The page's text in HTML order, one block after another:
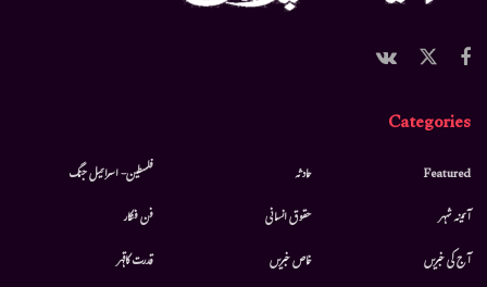
Categories
Featured
آئینہ شہر
آج کی خبریں
حادثہ
حقوق انسانی
خاص خبریں
فلسطین- اسرائیل جنگ
فن فنکار
قدرت کاقہر